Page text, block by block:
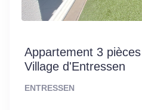
Appartement 3
Village d'Entressen
ENTRESSEN